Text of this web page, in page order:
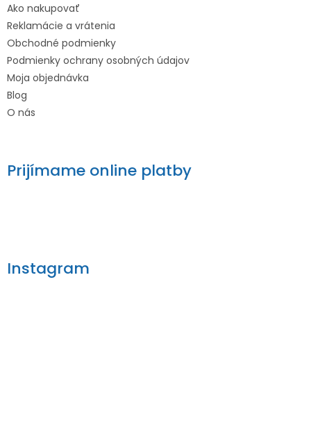
Ako nakupovať
Reklamácie a vrátenia
Obchodné podmienky
Podmienky ochrany osobných údajov
Moja objednávka
Blog
O nás
Prijímame online platby
Instagram